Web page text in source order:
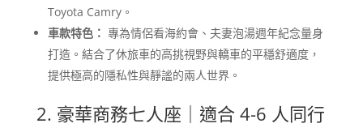
Toyota Camry。
車款特色： 專為情侶看海約會、夫妻泡湯週年紀念量身
打造。結合了休旅車的高挑視野與轎車的平穩舒適度，
提供極高的隱私性與靜謐的兩人世界。
2. 豪華商務七人座｜適合 4-6 人同行